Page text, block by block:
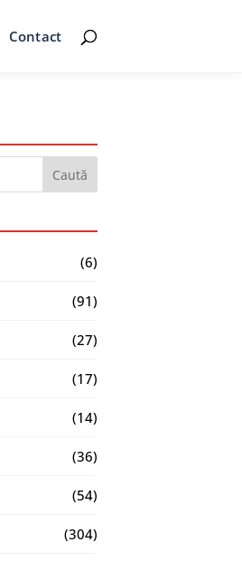
Contact
(6)
(91)
(27)
(17)
(14)
(36)
(54)
(304)